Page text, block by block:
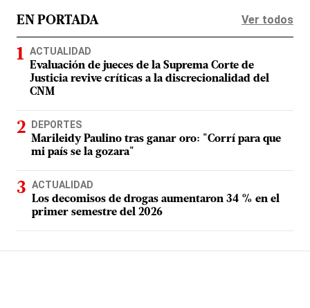
EN PORTADA Ver todos
ACTUALIDAD
Evaluación de jueces de la Suprema Corte de
Justicia revive críticas a la discrecionalidad del
CNM
DEPORTES
Marileidy Paulino tras ganar oro: "Corrí para que
mi país se la gozara"
ACTUALIDAD
Los decomisos de drogas aumentaron 34 % en el
primer semestre del 2026